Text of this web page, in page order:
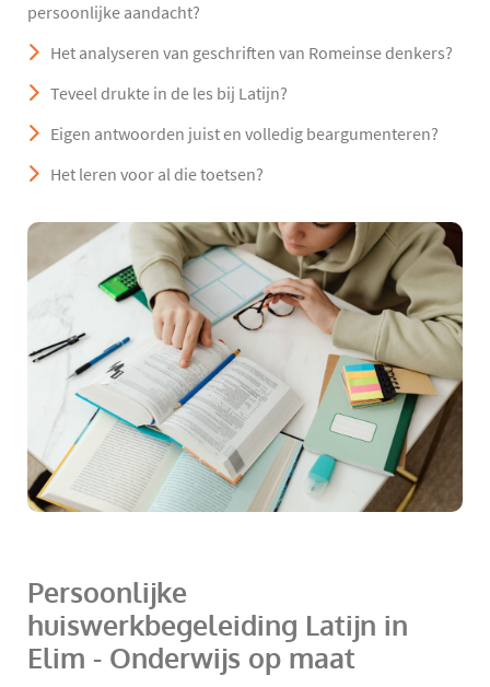
persoonlijke aandacht?
Het analyseren van geschriften van Romeinse denkers?
Teveel drukte in de les bij Latijn?
Eigen antwoorden juist en volledig beargumenteren?
Het leren voor al die toetsen?
Persoonlijke
huiswerkbegeleiding Latijn in
Elim - Onderwijs op maat